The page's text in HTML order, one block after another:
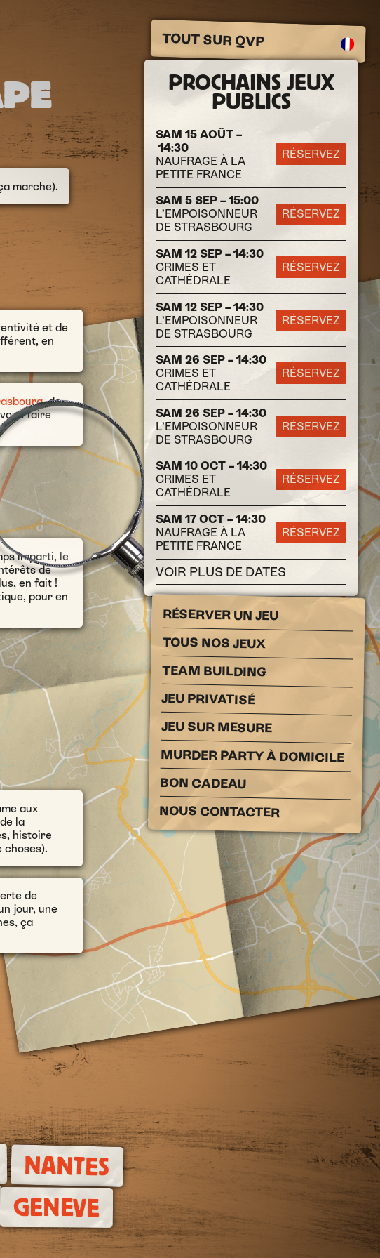
TOUT SUR QVP
PROCHAINS JEUX
PUBLICS
SAM 15 AOÛT –
14:30
NAUFRAGE À LA
PETITE FRANCE
RÉSERVEZ
SAM 5 SEP – 15:00
L’EMPOISONNEUR
DE STRASBOURG
RÉSERVEZ
SAM 12 SEP – 14:30
CRIMES ET
CATHÉDRALE
RÉSERVEZ
SAM 12 SEP – 14:30
L’EMPOISONNEUR
DE STRASBOURG
RÉSERVEZ
SAM 26 SEP – 14:30
CRIMES ET
CATHÉDRALE
RÉSERVEZ
SAM 26 SEP – 14:30
L’EMPOISONNEUR
DE STRASBOURG
RÉSERVEZ
SAM 10 OCT – 14:30
CRIMES ET
CATHÉDRALE
RÉSERVEZ
SAM 17 OCT – 14:30
NAUFRAGE À LA
PETITE FRANCE
RÉSERVEZ
VOIR PLUS DE DATES
RÉSERVER UN JEU
TOUS NOS JEUX
TEAM BUILDING
JEU PRIVATISÉ
JEU SUR MESURE
MURDER PARTY À DOMICILE
BON CADEAU
NOUS CONTACTER
marche).
et de
en
, de
faire
imparti, le
de
en fait !
pour en
aux
la
histoire
choses).
de
jour, une
ça
NANTES
GENEVE